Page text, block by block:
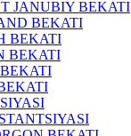
JANUBIY BEKATI
BEKATI
BEKATI
BEKATI